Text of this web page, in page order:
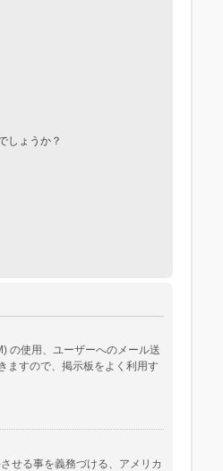
しょうか？
の使用、ユーザーへのメール送
ますので、掲示板をよく利用す
せる事を義務づける、アメリカ